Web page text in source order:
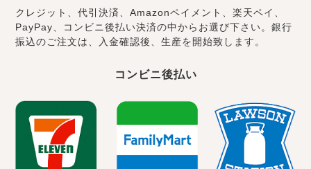
クレジット、代引決済、Amazonペイメント、楽天ペイ、
PayPay、コンビニ後払い決済の中からお選び下さい。銀行
振込のご注文は、入金確認後、生産を開始致します。
コンビニ後払い